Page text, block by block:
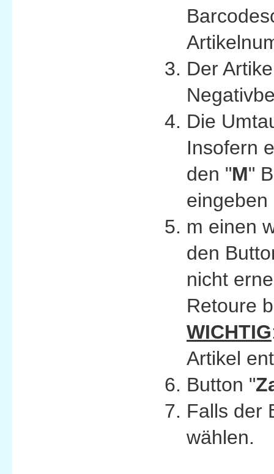
Der
Die
Insofern
den "M"
eingeben
m einen
den
nicht
Retoure
WICHTIG
Artikel
Button "
Falls der
wählen.